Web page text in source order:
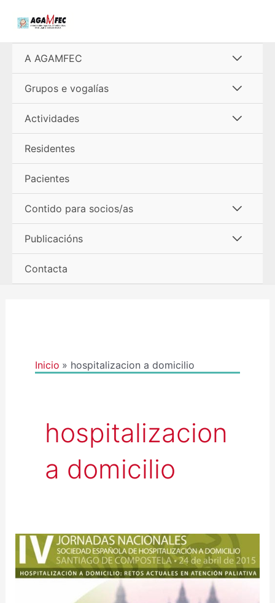
A AGAMFEC
menú
Grupos e vogalías
menú
Actividades
Residentes
Pacientes
Contido para socios/as
menú
Publicacións
Contacta
Inicio hospitalizacion a domicilio
hospitalizacion
a domicilio